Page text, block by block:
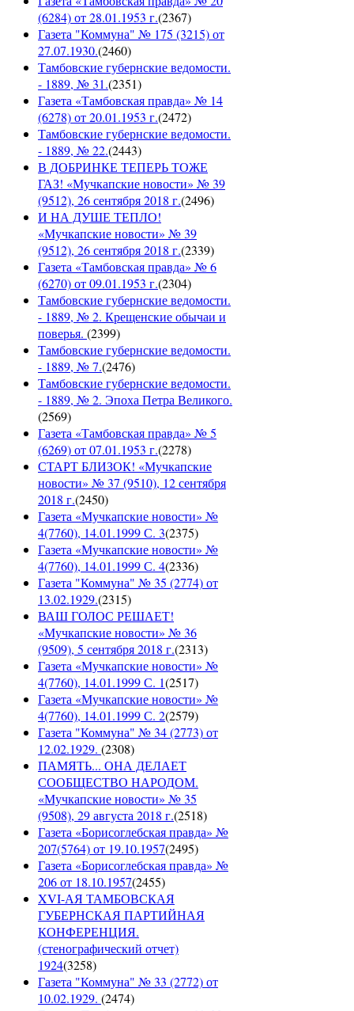
(6284) от 28.01.1953 г.(2367)
Газета "Коммуна" № 175 (3215) от
27.07.1930.(2460)
Тамбовские губернские ведомости.
- 1889, № 31.(2351)
Газета «Тамбовская правда» № 14
(6278) от 20.01.1953 г.(2472)
Тамбовские губернские ведомости.
- 1889, № 22.(2443)
В ДОБРИНКЕ ТЕПЕРЬ ТОЖЕ
ГАЗ! «Мучкапские новости» № 39
(9512), 26 сентября 2018 г.(2496)
И НА ДУШЕ ТЕПЛО!
«Мучкапские новости» № 39
(9512), 26 сентября 2018 г.(2339)
Газета «Тамбовская правда» № 6
(6270) от 09.01.1953 г.(2304)
Тамбовские губернские ведомости.
- 1889, № 2. Крещенские обычаи и
поверья. (2399)
Тамбовские губернские ведомости.
- 1889, № 7.(2476)
Тамбовские губернские ведомости.
- 1889, № 2. Эпоха Петра Великого.
(2569)
Газета «Тамбовская правда» № 5
(6269) от 07.01.1953 г.(2278)
СТАРТ БЛИЗОК! «Мучкапские
новости» № 37 (9510), 12 сентября
2018 г.(2450)
Газета «Мучкапские новости» №
4(7760), 14.01.1999 С. 3(2375)
Газета «Мучкапские новости» №
4(7760), 14.01.1999 С. 4(2336)
Газета "Коммуна" № 35 (2774) от
13.02.1929.(2315)
ВАШ ГОЛОС РЕШАЕТ!
«Мучкапские новости» № 36
(9509), 5 сентября 2018 г.(2313)
Газета «Мучкапские новости» №
4(7760), 14.01.1999 С. 1(2517)
Газета «Мучкапские новости» №
4(7760), 14.01.1999 С. 2(2579)
Газета "Коммуна" № 34 (2773) от
12.02.1929. (2308)
ПАМЯТЬ... ОНА ДЕЛАЕТ
СООБЩЕСТВО НАРОДОМ.
«Мучкапские новости» № 35
(9508), 29 августа 2018 г.(2518)
Газета «Борисоглебская правда» №
207(5764) от 19.10.1957(2495)
Газета «Борисоглебская правда» №
206 от 18.10.1957(2455)
XVI-АЯ ТАМБОВСКАЯ
ГУБЕРНСКАЯ ПАРТИЙНАЯ
КОНФЕРЕНЦИЯ.
(стенографический отчет)
1924(3258)
Газета "Коммуна" № 33 (2772) от
10.02.1929. (2474)